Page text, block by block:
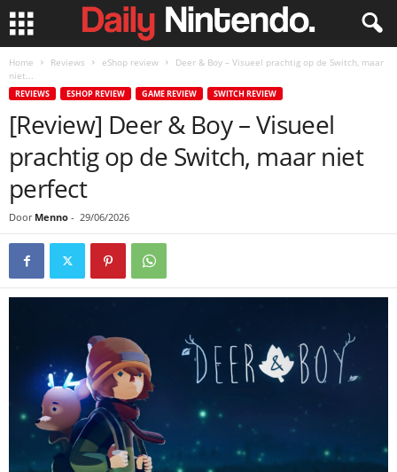
Home Reviews eShop review
Deer & Boy – Visueel prachtig op de Switch, maar
niet...
REVIEWS ESHOP REVIEW GAME REVIEW SWITCH REVIEW
[Review] Deer & Boy – Visueel
prachtig op de Switch, maar niet
perfect
Door Menno - 29/06/2026